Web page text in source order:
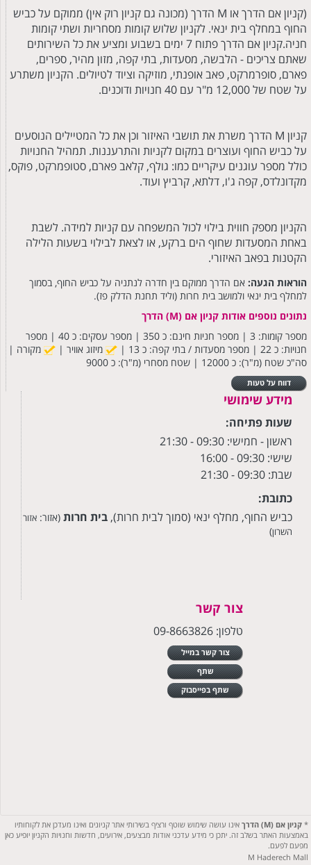
(קניון אם הדרך או M הדרך (מכונה גם קניון רוק אין) ממוקם על כביש
החוף במחלף בית ינאי. לקניון שלוש קומות מסחריות ושתי קומות
חניה.קניון אם הדרך פתוח 7 ימים בשבוע ומציע את כל השירותים
שאתם צריכים - הלבשה, מסעדות, בתי קפה, מזון מהיר, ספרים,
פארם, סופרמרקט, פאב אופנתי, מוזיקה וציוד לטיולים. הקניון משתרע
על שטח של 12,000 מ"ר עם 40 חנויות ודוכנים.
קניון M הדרך משרת את תושבי האיזור וכן את כל המטיילים הנוסעים
על כביש החוף ועוצרים במקום לקניות והתרעננות. תמהיל החנויות
כולל מספר עוגנים עיקריים כמו: גולף, קלאב פארם, סטופמרקט, פוקס,
מקדונלדס, קפה ג'ו, דלתא, קרביץ ועוד.
הקניון מספק חווית בילוי לכול המשפחה עם קניות למידה. לשבת
באחת המסעדות שחוף הים ברקע, או לצאת לבילוי בשעות הלילה
הקטנות בפאב האיזורי.
הוראות הגעה: אם הדרך ממוקם בין חדרה לנתניה על כביש החוף, בסמוך
למחלף בית ינאי ולמושב בית חרות (וליד תחנת הדלק פז).
נתונים נוספים אודות קניון אם (M) הדרך
מספר קומות: 3 | מספר חניות חינם: כ 350 | מספר עסקים: כ 40 | מספר
חנויות: כ 22 | מספר מסעדות / בתי קפה: כ 13 |
מיזוג אוויר |
מקורה |
סה"כ שטח (מ"ר): כ 12000 | שטח מסחרי (מ"ר): כ 9000
דווח על טעות
מידע שימושי
שעות פתיחה:
ראשון - חמישי: 09:30
- 21:30
שישי: 09:30 - 16:00
שבת: 09:30 - 21:30
כתובת:
כביש החוף, מחלף ינאי (סמוך לבית חרות),בית חרות (אזור:אזור
השרון)
צור קשר
טלפון: 09-8663826
צור קשר במייל
שתף
שתף בפייסבוק
*קניון אם (M) הדרך
אינו עושה שימוש שוטף ורציף בשירותי אתר קניונים ואינו מעדכן את לקוחותיו
באמצעות האתר בשלב זה. יתכן כי מידע עדכני אודות מבצעים, אירועים, חדשות וחנויות הקניון יופיע כאן
מפעם לפעם.
M Haderech Mall